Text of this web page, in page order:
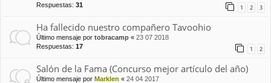
Respuestas: 31 1 2 3
Ha fallecido nuestro compañero Tavoohio
Último mensaje por tobracamp « 23 07 2018
Respuestas: 17 1 2
Salón de la Fama (Concurso mejor artículo del año)
Último mensaje por Marklen « 24 04 2017